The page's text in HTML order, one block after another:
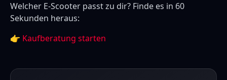
Welcher E-Scooter passt zu dir? Finde es in 60
Sekunden heraus:
👉 Kaufberatung starten